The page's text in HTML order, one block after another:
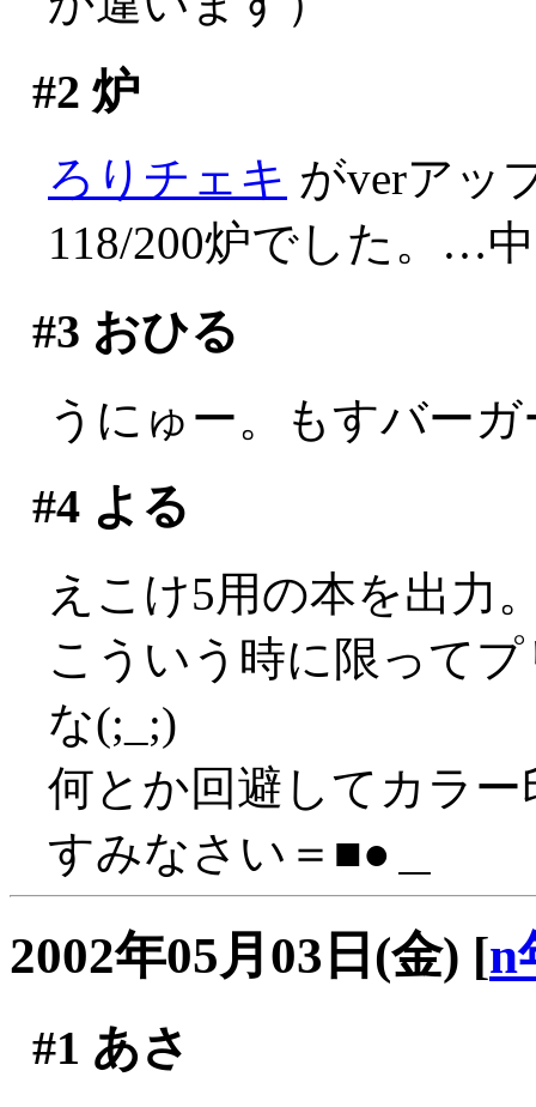
#2 炉
ろりチェキ がverアッ
118/200炉でした。…
#3 おひる
うにゅー。もすバーガ
#4よる
えこけ5用の本を出力
こういう時に限って
な(;_;)
何とか回避してカラ
すみなさい＝■●＿
2002年05月03日(金) [n
#1 あさ